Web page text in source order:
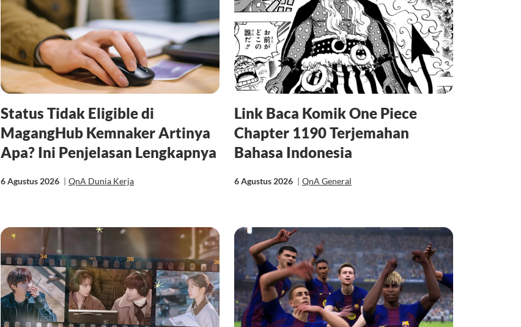
Status Tidak Eligible di
MagangHub Kemnaker Artinya
Apa? Ini Penjelasan Lengkapnya
6 Agustus 2026 | QnA Dunia Kerja
Link Baca Komik One Piece
Chapter 1190 Terjemahan
Bahasa Indonesia
6 Agustus 2026 | QnA General